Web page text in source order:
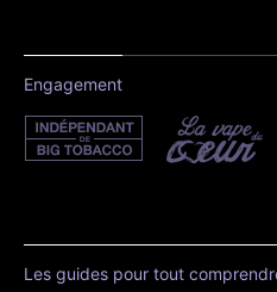
Engagement
Les guides pour tout